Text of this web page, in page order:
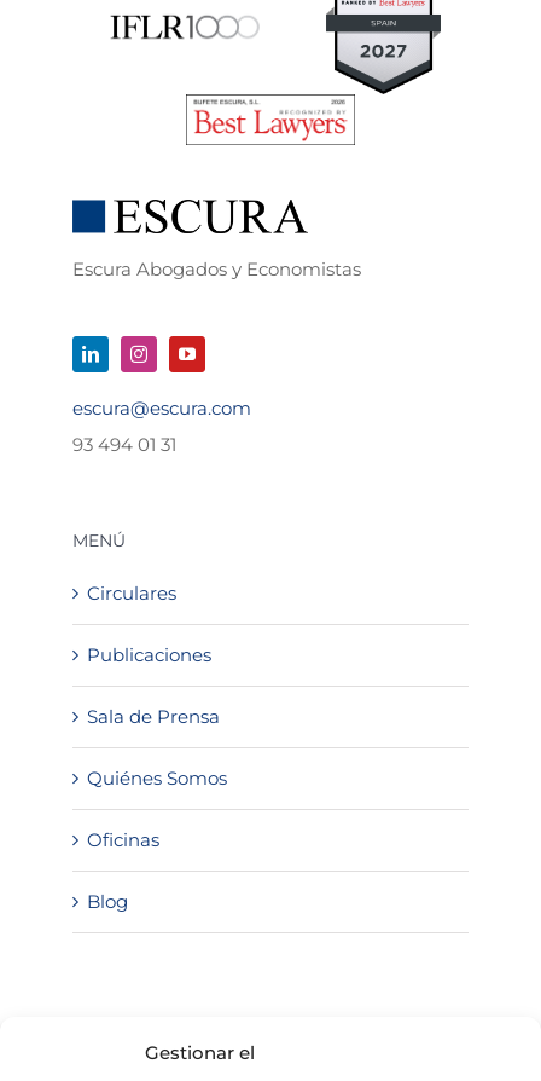
Gestionar el
Escura Abogados y Economistas
escura@escura.com
93 494 01 31
MENÚ
Circulares
Publicaciones
Sala de Prensa
Quiénes Somos
Oficinas
Blog